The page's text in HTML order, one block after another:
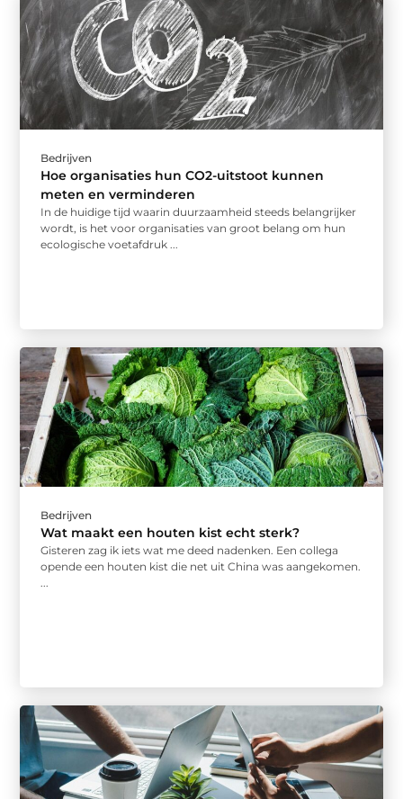
Bedrijven
Hoe organisaties hun CO2-uitstoot kunnen
meten en verminderen
In de huidige tijd waarin duurzaamheid steeds belangrijker
wordt, is het voor organisaties van groot belang om hun
ecologische voetafdruk ...
Bedrijven
Wat maakt een houten kist echt sterk?
Gisteren zag ik iets wat me deed nadenken. Een collega
opende een houten kist die net uit China was aangekomen.
...